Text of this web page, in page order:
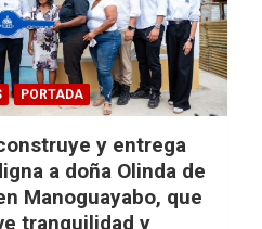
PORTADA
y entrega
a doña Olinda de
Manoguayabo, que
tranquilidad y